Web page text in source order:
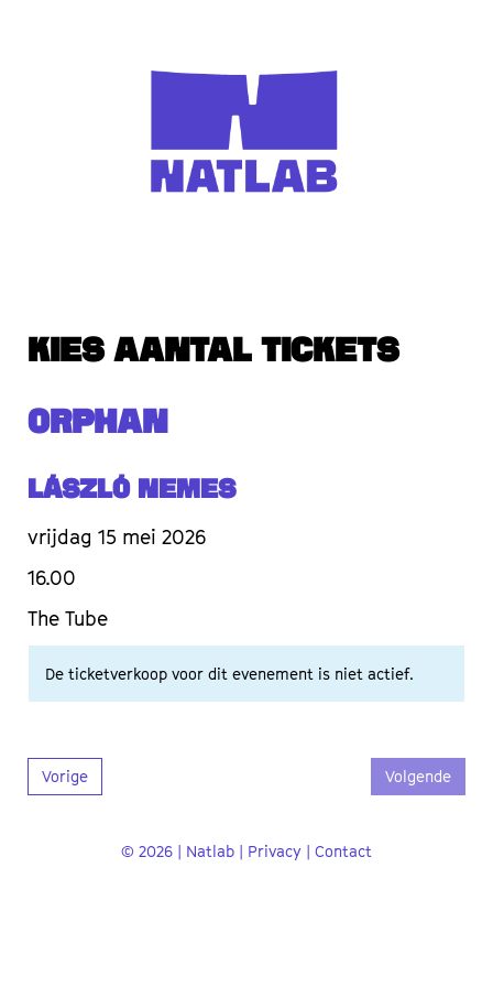
KIES AANTAL TICKETS
ORPHAN
László Nemes
vrijdag 15 mei 2026
16.00
The Tube
De ticketverkoop voor dit evenement is niet actief.
Vorige Volgende
© 2026 | Natlab | Privacy | Contact